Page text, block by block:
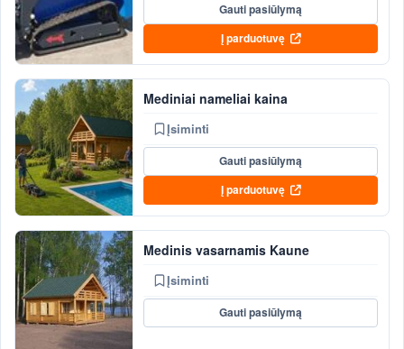
Gauti pasiūlymą
Į parduotuvę
Mediniai nameliai kaina
Įsiminti
Gauti pasiūlymą
Į parduotuvę
Medinis vasarnamis Kaune
Įsiminti
Gauti pasiūlymą